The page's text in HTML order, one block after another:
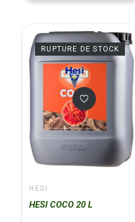
RUPTURE DE STOCK
HESI
HESI COCO 20 L